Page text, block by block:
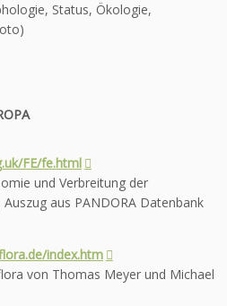
Status, Ökologie,
FE/fe.html
und Verbreitung der
aus PANDORA Datenbank
index.htm
von Thomas Meyer und Michael